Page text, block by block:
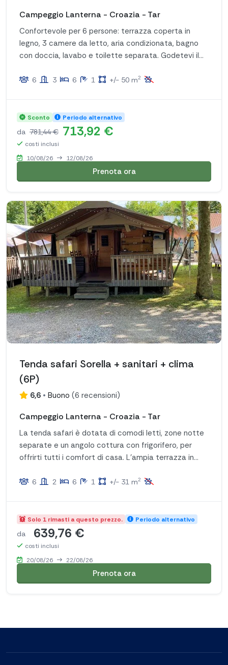
Campeggio Lanterna - Croazia - Tar
Confortevole per 6 persone: terrazza coperta in
legno, 3 camere da letto, aria condizionata, bagno
con doccia, lavabo e toilette separata. Godetevi il
6 3 6 1 +/- 50 m2
Sconto Periodo alternativo
da 781,44 € 713,92 €
costi inclusi
10/08/26
12/08/26
Prenota ora
Tenda safari Sorella + sanitari + clima
(6P)
6,6 • Buono (6 recensioni)
Campeggio Lanterna - Croazia - Tar
La tenda safari è dotata di comodi letti, zone notte
separate e un angolo cottura con frigorifero, per
offrirti tutti i comfort di casa. L'ampia terrazza in
tenda dispone di un bagno privato, per una maggiore
6 2 6 1 +/- 31 m2
Solo 1 rimasti a questo prezzo. Periodo alternativo
da 639,76 €
costi inclusi
20/08/26
22/08/26
Prenota ora